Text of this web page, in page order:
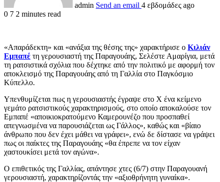
admin Send an email 4 εβδομάδες ago
0 7 2 minutes read
«Απαράδεκτη» και «ανάξια της θέσης της» χαρακτήρισε ο Κιλιάν
Εμπαπέ τη γερουσιαστή της Παραγουάης, Σελέστε Αμαρίγια, μετά
τη ρατσιστικά σχόλια που δέχτηκε από την πολιτικό με αφορμή τον
αποκλεισμό της Παραγουάης από τη Γαλλία στο Παγκόσμιο
Κύπελλο.
Υπενθυμίζεται πως η γερουσιαστής έγραψε στο X ένα κείμενο
γεμάτο ρατσιστικούς χαρακτηρισμούς, στο οποίο αποκαλούσε τον
Εμπαπέ «αποικιοκρατούμενο Καμερουνέζο που προσπαθεί
απεγνωσμένα να παρουσιάζεται ως Γάλλος», καθώς και «βίαιο
άνθρωπο που δεν έχει μάθει να γράφει», ενώ δε δίστασε να γράψει
πως οι παίκτες της Παραγουάης «θα έπρεπε να τον είχαν
χαστουκίσει μετά τον αγώνα».
Ο επιθετικός της Γαλλίας, απάντησε χτες (6/7) στην Παραγουανή
γερουσιαστή, χαρακτηρίζοντάς την «αξιοθρήνητη γυναίκα».